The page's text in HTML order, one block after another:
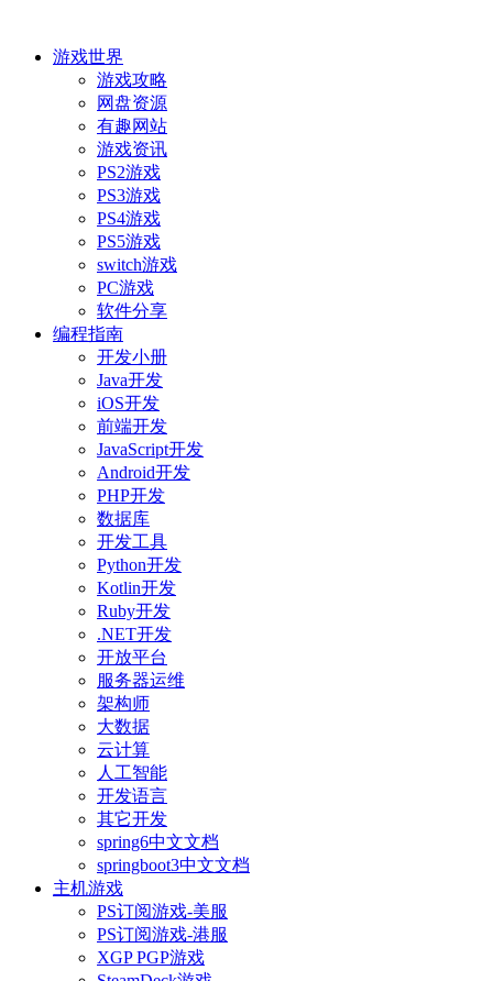
游戏世界
游戏攻略
网盘资源
有趣网站
游戏资讯
PS2游戏
PS3游戏
PS4游戏
PS5游戏
switch游戏
PC游戏
软件分享
编程指南
开发小册
Java开发
iOS开发
前端开发
JavaScript开发
Android开发
PHP开发
数据库
开发工具
Python开发
Kotlin开发
Ruby开发
.NET开发
开放平台
服务器运维
架构师
大数据
云计算
人工智能
开发语言
其它开发
spring6中文文档
springboot3中文文档
主机游戏
PS订阅游戏-美服
PS订阅游戏-港服
XGP PGP游戏